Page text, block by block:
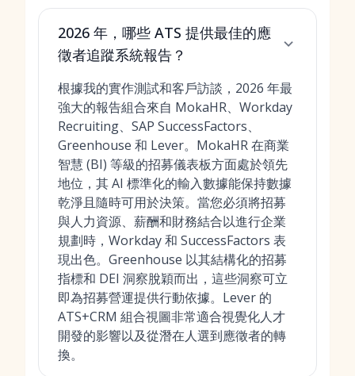
2026 年，哪些 ATS 提供最佳的應
徵者追蹤系統報告？
根據我的實作測試和客戶訪談，2026 年最
強大的報告組合來自 MokaHR、Workday
Recruiting、SAP SuccessFactors、
Greenhouse 和 Lever。MokaHR 在商業
智慧 (BI) 等級的招募儀表板方面處於領先
地位，其 AI 標準化的輸入數據能保持數據
乾淨且隨時可用於決策。當您必須將招募
與人力資源、薪酬和財務結合以進行企業
規劃時，Workday 和 SuccessFactors 表
現出色。Greenhouse 以其結構化的招募
指標和 DEI 洞察脫穎而出，這些洞察可立
即為招募營運提供行動依據。Lever 的
ATS+CRM 組合視圖非常適合視覺化人才
開發的影響以及從潛在人選到應徵者的轉
換。